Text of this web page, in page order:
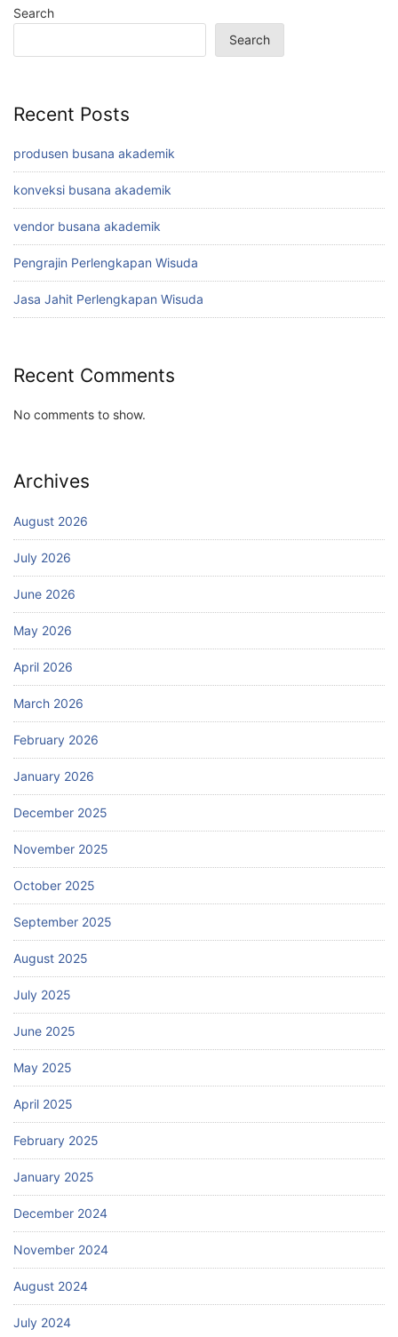
Search
Search
Recent Posts
produsen busana akademik
konveksi busana akademik
vendor busana akademik
Pengrajin Perlengkapan Wisuda
Jasa Jahit Perlengkapan Wisuda
Recent Comments
No comments to show.
Archives
August 2026
July 2026
June 2026
May 2026
April 2026
March 2026
February 2026
January 2026
December 2025
November 2025
October 2025
September 2025
August 2025
July 2025
June 2025
May 2025
April 2025
February 2025
January 2025
December 2024
November 2024
August 2024
July 2024